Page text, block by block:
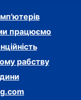
працюємо
рабству